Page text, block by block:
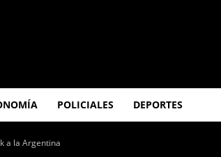
POLICIALES DEPORTES
a la Argentina